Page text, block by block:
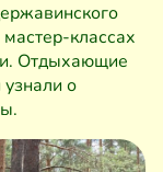
классах
Отдыхающие
о